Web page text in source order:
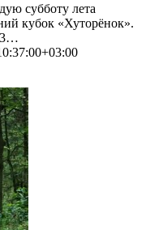
субботу лета
кубок «Хуторёнок».
3…